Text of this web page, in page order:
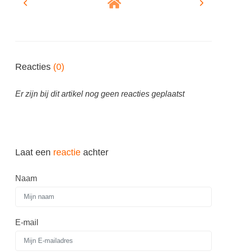
Reacties (0)
Er zijn bij dit artikel nog geen reacties geplaatst
Laat een reactie achter
Naam
E-mail